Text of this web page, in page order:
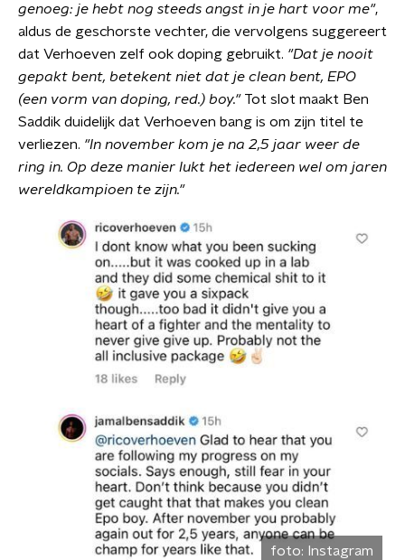
genoeg: je hebt nog steeds angst in je hart voor me",
aldus de geschorste vechter, die vervolgens suggereert
dat Verhoeven zelf ook doping gebruikt. "Dat je nooit
gepakt bent, betekent niet dat je clean bent, EPO
(een vorm van doping, red.) boy."Tot slot maakt Ben
Saddik duidelijk dat Verhoeven bang is om zijn titel te
verliezen. "In november kom je na 2,5 jaar weer de
ring in. Op deze manier lukt het iedereen wel om jaren
wereldkampioen te zijn."
foto: Instagram